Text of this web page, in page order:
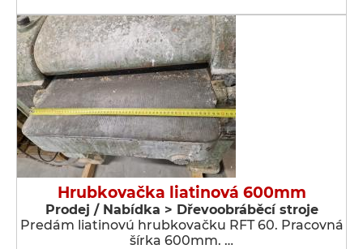
Hrubkovačka liatinová 600mm
Prodej / Nabídka > Dřevoobráběcí stroje
Predám liatinovú hrubkovačku RFT 60. Pracovná
šírka 600mm. …